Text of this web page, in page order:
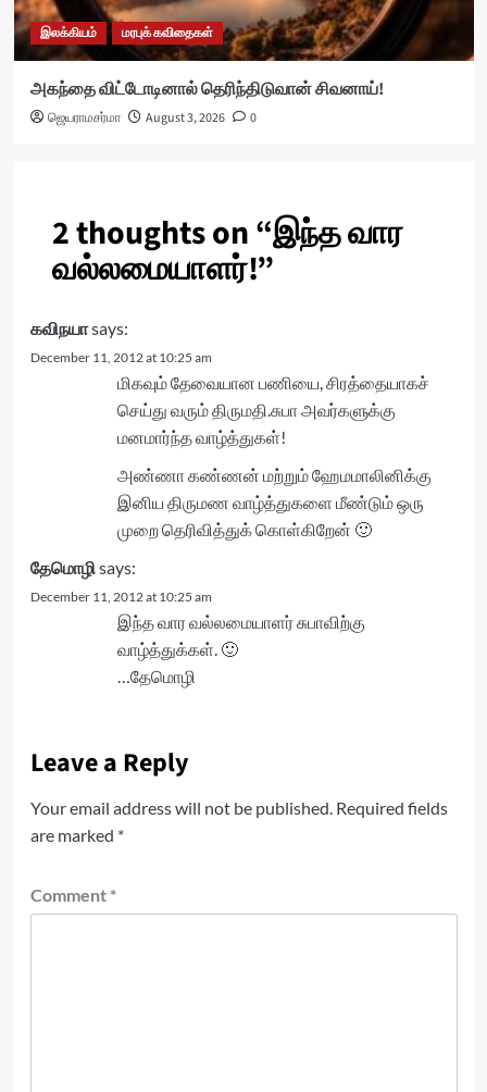
இலக்கியம் மரபுக் கவிதைகள்
அகந்தை விட்டோடினால் தெரிந்திடுவான் சிவனாய்!
ஜெயராமசர்மா August 3, 2026 0
2 thoughts on “இந்த வார
வல்லமையாளர்!”
கவிநயாsays:
December 11, 2012 at 10:25 am
மிகவும் தேவையான பணியை, சிரத்தையாகச்
செய்து வரும் திருமதி.சுபா அவர்களுக்கு
மனமார்ந்த வாழ்த்துகள்!
அண்ணா கண்ணன் மற்றும் ஹேமமாலினிக்கு
இனிய திருமண வாழ்த்துகளை மீண்டும் ஒரு
முறை தெரிவித்துக் கொள்கிறேன் 🙂
தேமொழி says:
December 11, 2012 at 10:25 am
இந்த வார வல்லமையாளர் சுபாவிற்கு
வாழ்த்துக்கள். 🙂
…தேமொழி
Leave a Reply
Your email address will not be published. Required fields
are marked *
Comment *